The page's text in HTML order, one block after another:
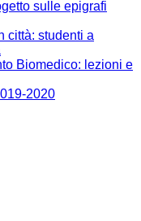
sulle epigrafi
città: studenti a
Biomedico: lezioni e
2020